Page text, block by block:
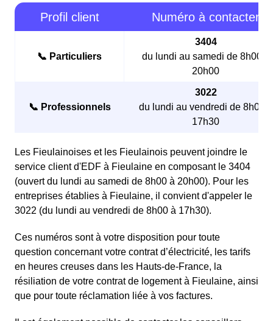
Profil client Numéro à contacter
📞 Particuliers
3404
du lundi au samedi de 8h00 à
20h00
📞 Professionnels
3022
du lundi au vendredi de 8h00 à
17h30
Les Fieulainoises et les Fieulainois peuvent joindre le
service client d'EDF à Fieulaine en composant le 3404
(ouvert du lundi au samedi de 8h00 à 20h00). Pour les
entreprises établies à Fieulaine, il convient d'appeler le
3022 (du lundi au vendredi de 8h00 à 17h30).
Ces numéros sont à votre disposition pour toute
question concernant votre contrat d’électricité, les tarifs
en heures creuses dans les Hauts-de-France, la
résiliation de votre contrat de logement à Fieulaine, ainsi
que pour toute réclamation liée à vos factures.